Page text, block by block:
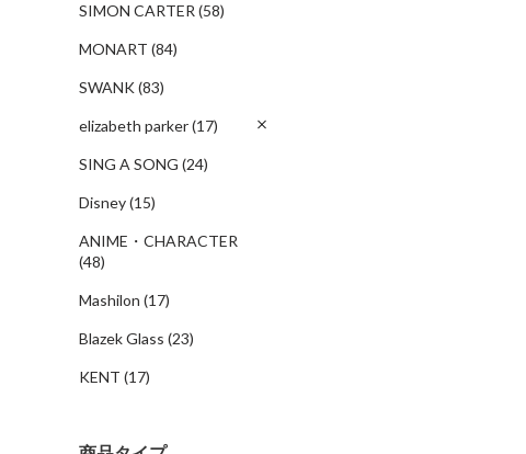
SIMON CARTER (58)
MONART (84)
SWANK(83)
elizabeth parker(17)
SING A SONG (24)
Disney(15)
ANIME・CHARACTER
(48)
Mashilon (17)
Blazek Glass (23)
KENT (17)